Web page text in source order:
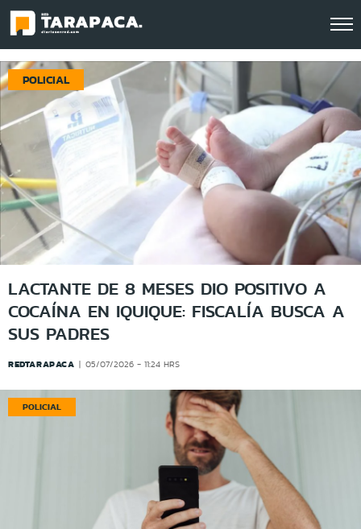
Click acá para ir directamente al contenido
POLICIAL
POLICIAL
LACTANTE DE 8 MESES DIO POSITIVO A
COCAÍNA EN IQUIQUE: FISCALÍA BUSCA A
SUS PADRES
REDTARAPACA 05/07/2026 - 11:24 HRS